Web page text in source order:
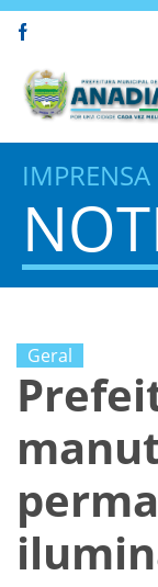
IMPRENSA
Geral